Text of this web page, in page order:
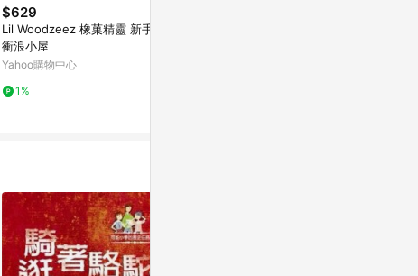
$629
Lil Woodzeez 橡菓精靈 新手村
衝浪小屋
Yahoo購物中心
1%